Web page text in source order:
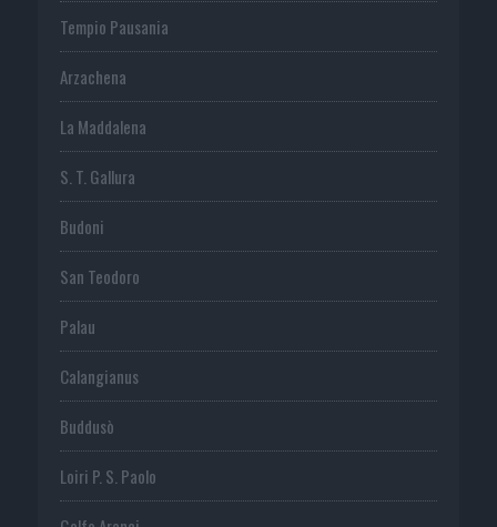
Tempio Pausania
Arzachena
La Maddalena
S. T. Gallura
Budoni
San Teodoro
Palau
Calangianus
Buddusò
Loiri P. S. Paolo